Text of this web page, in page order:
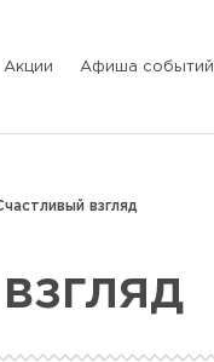
Акции Афиша событий
взгляд